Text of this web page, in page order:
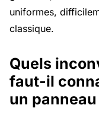
uniformes,
classique.
Quels
faut-il
un